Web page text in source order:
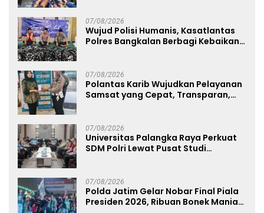
07/08/2026
Wujud Polisi Humanis, Kasatlantas
Polres Bangkalan Berbagi Kebaikan
07/08/2026
Polantas Karib Wujudkan Pelayanan
Samsat yang Cepat, Transparan,
07/08/2026
Universitas Palangka Raya Perkuat
SDM Polri Lewat Pusat Studi
07/08/2026
Polda Jatim Gelar Nobar Final Piala
Presiden 2026, Ribuan Bonek Mania